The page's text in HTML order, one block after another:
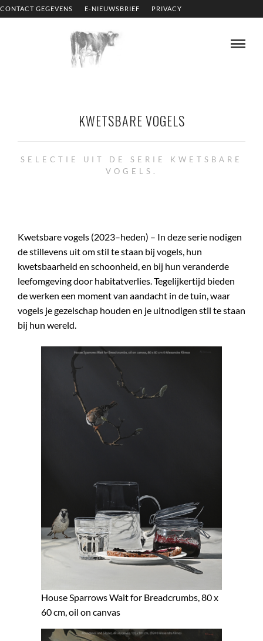
CONTACT GEGEVENS E-NIEUWSBRIEF PRIVACY
KWETSBARE VOGELS
SELECTIE UIT DE SERIE KWETSBARE
VOGELS.
Kwetsbare vogels (2023–heden) – In deze serie nodigen
de stillevens uit om stil te staan bij vogels, hun
kwetsbaarheid en schoonheid, en bij hun veranderde
leefomgeving door habitatverlies. Tegelijkertijd bieden
de werken een moment van aandacht in de tuin, waar
vogels je gezelschap houden en je uitnodigen stil te staan
bij hun wereld.
House Sparrows Wait for Breadcrumbs, 80 x
60 cm, oil on canvas